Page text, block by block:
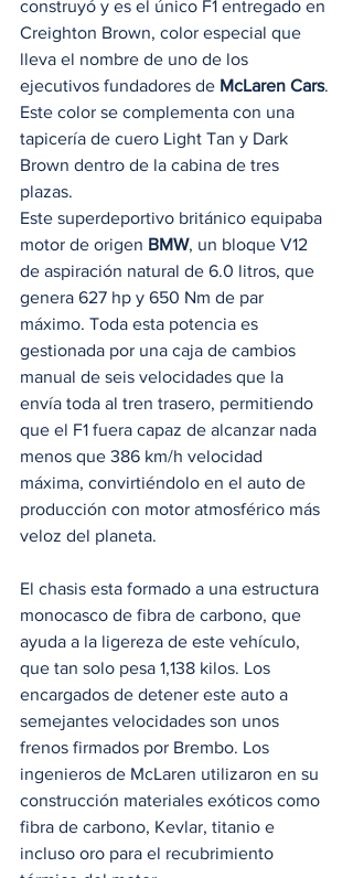
construyó y es el único F1 entregado en
Creighton Brown, color especial que
lleva el nombre de uno de los
ejecutivos fundadores de McLaren Cars.
Este color se complementa con una
tapicería de cuero Light Tan y Dark
Brown dentro de la cabina de tres
plazas.
Este superdeportivo británico equipaba
motor de origen BMW, un bloque V12
de aspiración natural de 6.0 litros, que
genera 627 hp y 650 Nm de par
máximo. Toda esta potencia es
gestionada por una caja de cambios
manual de seis velocidades que la
envía toda al tren trasero, permitiendo
que el F1 fuera capaz de alcanzar nada
menos que 386 km/h velocidad
máxima, convirtiéndolo en el auto de
producción con motor atmosférico más
veloz del planeta.
El chasis esta formado a una estructura
monocasco de fibra de carbono, que
ayuda a la ligereza de este vehículo,
que tan solo pesa 1,138 kilos. Los
encargados de detener este auto a
semejantes velocidades son unos
frenos firmados por Brembo. Los
ingenieros de McLaren utilizaron en su
construcción materiales exóticos como
fibra de carbono, Kevlar, titanio e
incluso oro para el recubrimiento